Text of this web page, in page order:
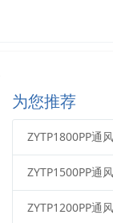
为您推荐
ZYTP1800PP通
ZYTP1500PP通
ZYTP1200PP通